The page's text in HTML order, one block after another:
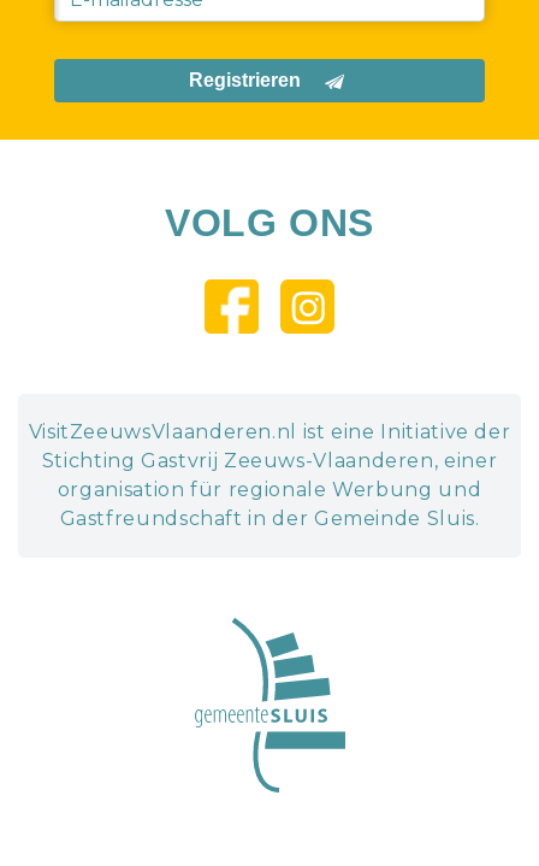
Registrieren
VOLG ONS
VisitZeeuwsVlaanderen.nl ist eine Initiative der
Stichting Gastvrij Zeeuws-Vlaanderen, einer
organisation für regionale Werbung und
Gastfreundschaft in der Gemeinde Sluis.